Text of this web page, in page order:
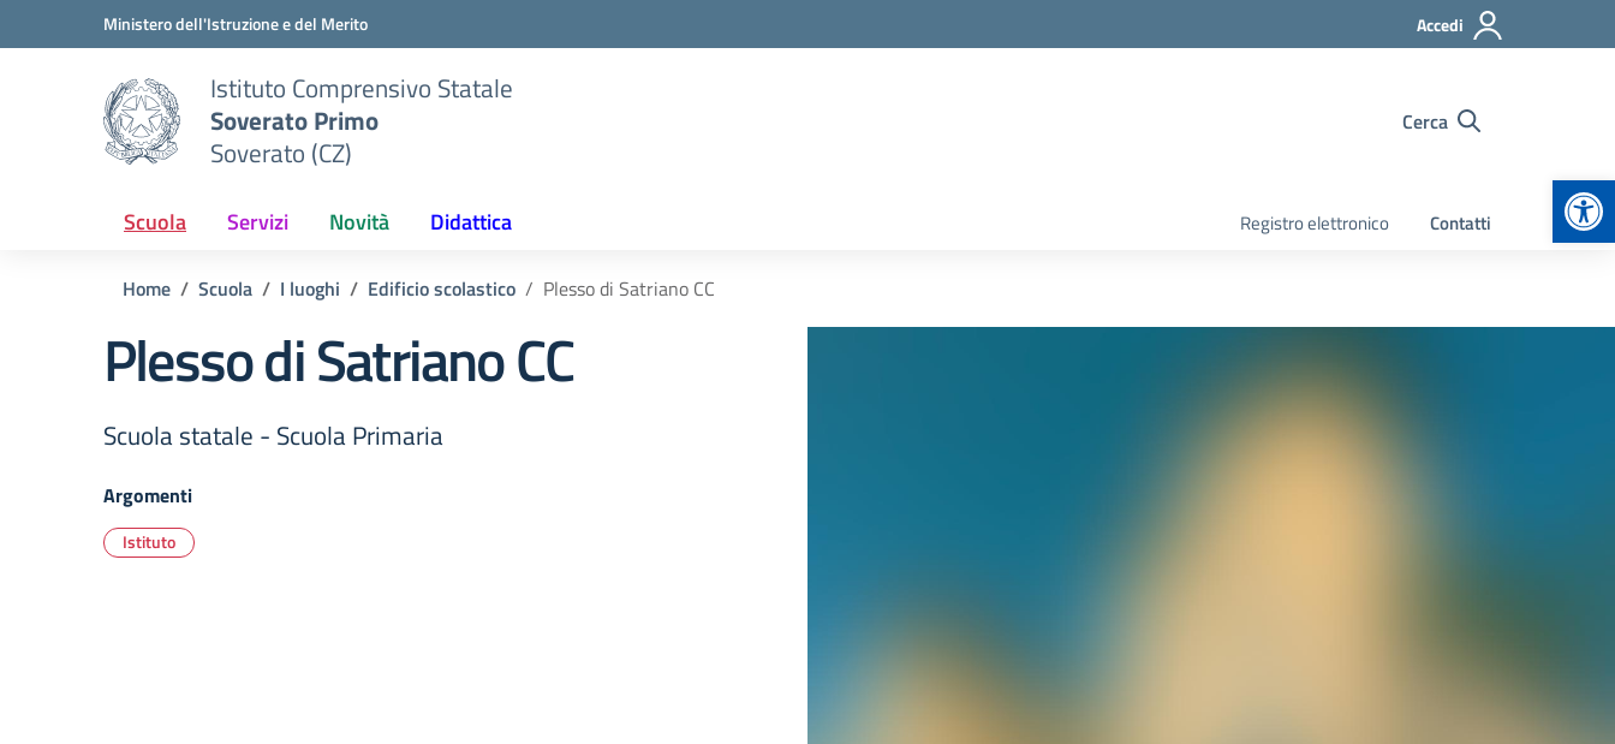
Vai ai contenuti
Vai al menu di navigazioneMinistero dell'Istruzione e del Merito Accedi
Istituto Comprensivo Statale
Soverato Primo
Soverato (CZ)
Cerca
Scuola Servizi Novità Didattica Registro elettronico Contatti
Home Scuola I luoghi Edificio scolastico Plesso di Satriano CC
Plesso di Satriano CC
Scuola statale - Scuola Primaria
Argomenti
Istituto